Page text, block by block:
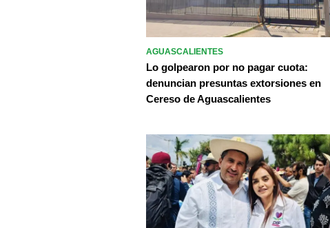
AGUASCALIENTES
Lo golpearon por no pagar cuota:
denuncian presuntas extorsiones en
Cereso de Aguascalientes